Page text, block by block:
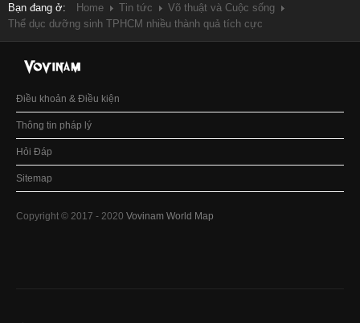
Bạn đang ở: Home Tin tức
Võ thuật và Cuộc sống
Thể dục dưỡng sinh TPHCM nhiều thành quả tích cực
Điều khoản & Điều kiện
Thông tin pháp lý
Hỏi Đáp
Sitemap
Copyright © 2017 - 2020 Vovinam World Map